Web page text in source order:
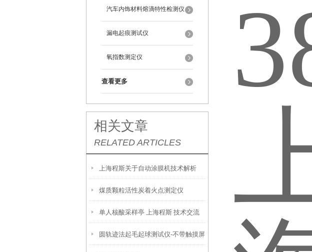
汽车内饰材料熔滴特性检测仪
漏电起痕测试仪
氧指数测定仪
查看更多
相关文章
RELATED ARTICLES
上海程斯关于自动涂膜机技术解析
煤质颗粒活性炭着火点测定仪
GBT20405
单人核酸采样亭 上海程斯 技术交流
和心得
圆轨迹法起毛起球测试仪-不带触摸屏